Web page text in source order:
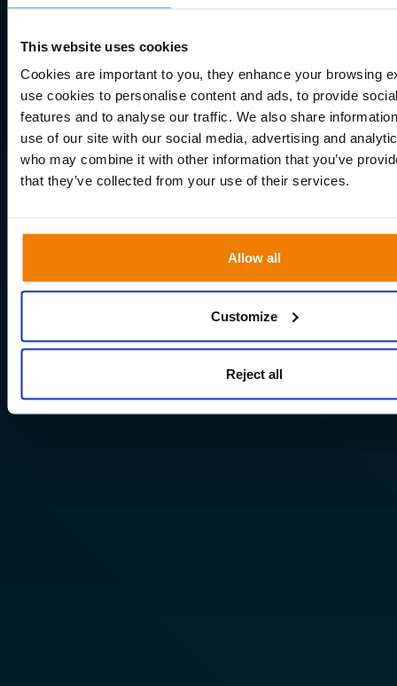
This website uses cookies
Cookies are important to you, they enhance your browsing
use cookies to personalise content and ads, to provide
features and to analyse our traffic. We also share
use of our site with our social media, advertising and
who may combine it with other information that you’ve
that they’ve collected from your use of their services.
Allow all
Customize
Reject all